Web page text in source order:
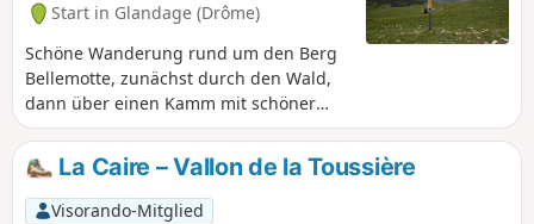
Start in Glandage (Drôme)
Schöne Wanderung rund um den Berg
Bellemotte, zunächst durch den Wald,
dann über einen Kamm mit schöner
Aussicht. Der Abstieg führt vorbei an
den Sucettes de Bornes, einer
interessanten geologischen
Sehenswürdigkeit.
La Caire – Vallon de la Toussière
Visorando-Mitglied